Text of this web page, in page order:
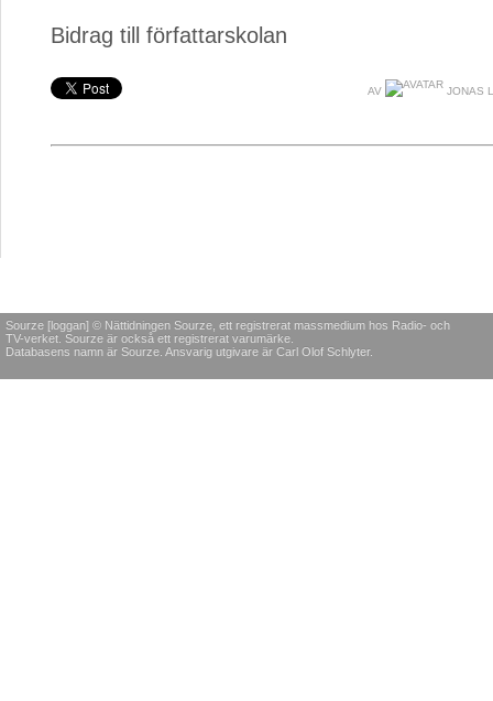
Bidrag till författarskolan
AV JONAS
Sourze [loggan] © Nättidningen Sourze, ett registrerat massmedium hos Radio- och
TV-verket. Sourze är också ett registrerat varumärke.
Databasens namn är Sourze. Ansvarig utgivare är Carl Olof Schlyter.